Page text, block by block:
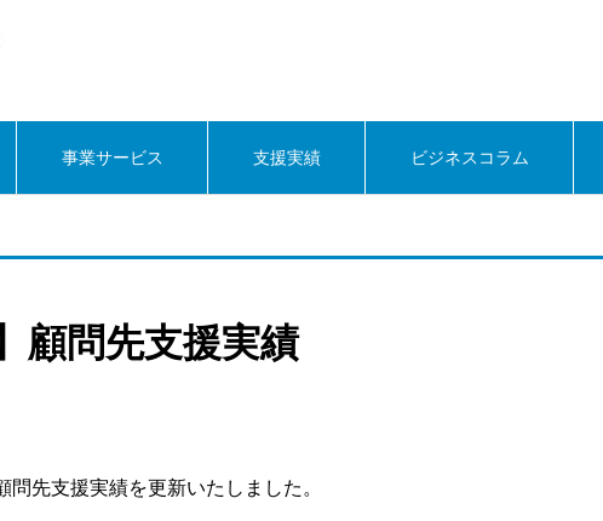
事業サービス 支援実績 ビジネスコラム
顧問先支援実績
先支援実績を更新いたしました。